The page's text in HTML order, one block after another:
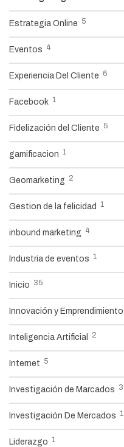
Estrategia Online 5
Eventos 4
Experiencia Del Cliente 6
Facebook 1
Fidelización del Cliente 5
gamificacion 1
Geomarketing 2
Gestion de la felicidad 1
inbound marketing 4
Industria de eventos 1
Inicio 35
Innovación y Emprendimiento
Inteligencia Artificial 2
Internet 5
Investigación de Marcados 3
Investigación De Mercados 1
Liderazgo 1